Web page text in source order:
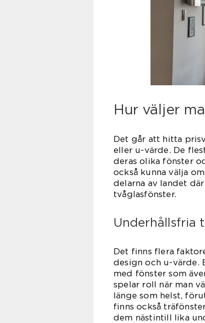
Hur väljer
Det går att hitta
eller u-värde. De
deras olika fönster
också kunna välja
delarna av landet
Underhållsfria
Det finns flera
design och u-värde.
med fönster som
spelar roll när man
länge som helst,
finns också
dem nästintill lika